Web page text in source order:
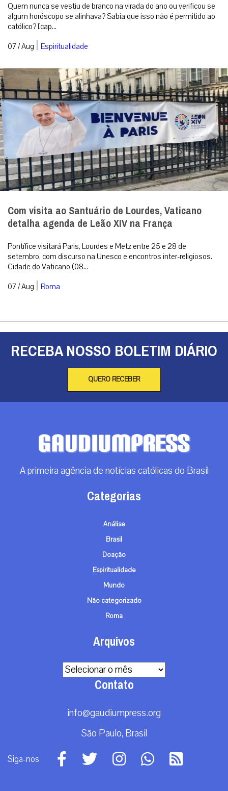
Quem nunca se vestiu de branco na virada do ano ou verificou se
algum horóscopo se alinhava? Sabia que isso não é permitido ao
católico? [cap...
07 / Aug | Espiritualidade
Com visita ao Santuário de Lourdes, Vaticano
detalha agenda de Leão XIV na França
Pontífice visitará Paris, Lourdes e Metz entre 25 e 28 de
setembro, com discurso na Unesco e encontros inter-religiosos.
Cidade do Vaticano (08...
07 / Aug | Roma
RECEBA NOSSO BOLETIM DIÁRIO
QUERO RECEBER
A primeira agência de notícias católicas do Brasil
Categorias
Análise
Brasil
Doação
Espiritualidade
Mundo
Não categorizado
Roma
Arquivos
Arquivos
Contato
info@gaudiumpress.org
São Paulo, Brasil
Siga-nos